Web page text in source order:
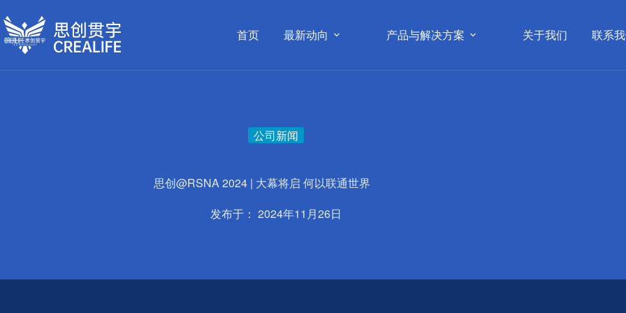
至
内
首页 最新动向 产品与解决方案 关于我们 联系
公司新闻
思创@RSNA 2024 | 大幕将启 何以联通世界
发布于： 2024年11月26日